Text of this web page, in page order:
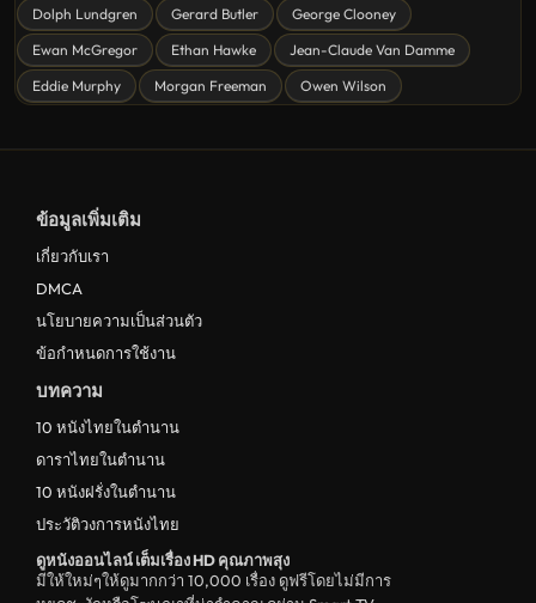
ดูหนังลึกลับ Mystery
ดูหนังอนิเมชั่น Animation
ดูหนังไซไฟ Sci-Fi
ดูหนังญี่ปุ่น Japan
ดูหนังชีวประวัติ Biography
ดูหนังเกาหลีใต้ South Korea
ระทึกขวัญ
ตลก
ดูหนังจีน China
unknown
ดูหนังอีโรติก R18+ erotic
Dolph Lundgren
Gerard Butler
George Clooney
Ewan McGregor
Ethan Hawke
Jean-Claude Van Damme
Eddie Murphy
Morgan Freeman Owen Wilson
ข้อมูลเพิ่มเติม
เกี่ยวกับเรา
DMCA
นโยบายความเป็นส่วนตัว
ข้อกำหนดการใช้งาน
บทความ
10 หนังไทยในตำนาน
ดาราไทยในตำนาน
10 หนังฝรั่งในตำนาน
ประวัติวงการหนังไทย
ดูหนังออนไลน์ เต็มเรื่อง HD คุณภาพสุง
มีให้ใหม่ๆให้ดูมากกว่า 10,000 เรื่อง ดูฟรีโดยไม่มีการ